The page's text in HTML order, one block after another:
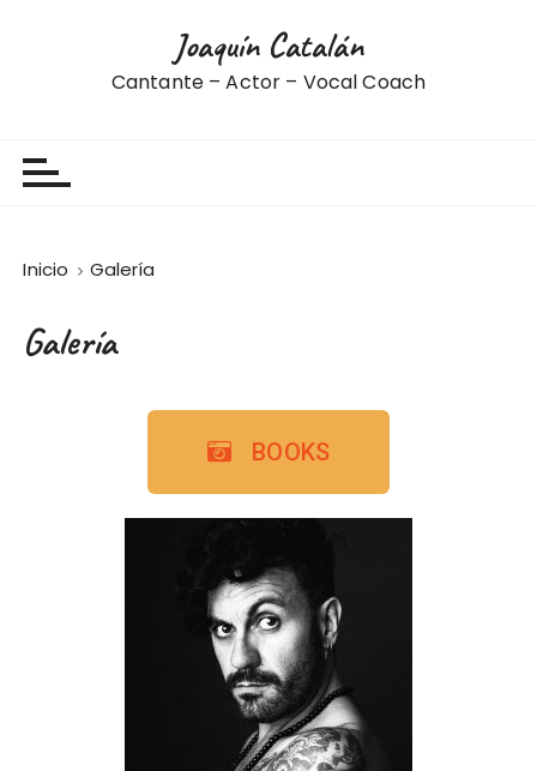
Joaquín Catalán
Cantante – Actor – Vocal Coach
Inicio Galería
Galería
BOOKS